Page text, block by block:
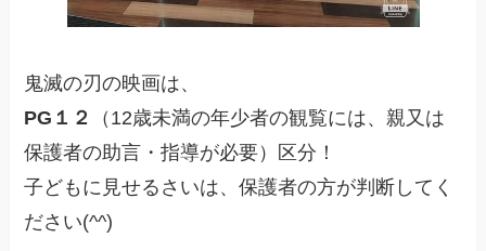
鬼滅の刃の映画は、
PG１２
（12歳未満の年少者の観覧には、親又は
保護者の助言・指導が必要）区分！
子どもに見せるさいは、保護者の方が判断してく
ださい(^^)